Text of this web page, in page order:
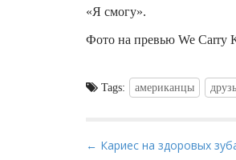
«Я смогу».
Фото на превью We Carry
Tags: американцы
P
← Кариес на здоровых